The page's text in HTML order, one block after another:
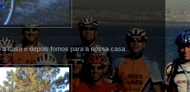
casa e depois fomos para a nossa casa.